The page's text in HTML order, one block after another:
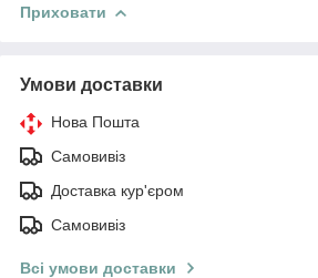
Приховати
Умови доставки
Нова Пошта
Самовивіз
Доставка кур'єром
Самовивіз
Всі умови доставки